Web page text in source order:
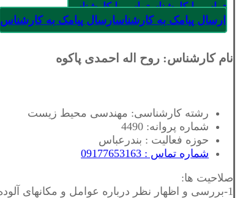
تماس با کارشناستماس با کارشناس
ارسال پیامک به کارشناسارسال پیامک به کارشناس
نام کارشناس: روح اله احمدی پاکوه
رشته کارشناسی: مهندسی محیط زیست
شماره پروانه: 4490
حوزه فعالیت : بندرعباس
شماره تماس : 09177653163
صلاحیت ها:
1-بررسی و اظهار نظر درباره عوامل و مکانهای آلوده و آلاینده های محیط زیست